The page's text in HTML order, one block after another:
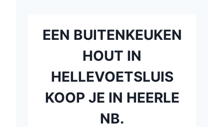
EEN BUITENKEUKEN
HOUT IN
HELLEVOETSLUIS
KOOP JE IN HEERLE
NB.